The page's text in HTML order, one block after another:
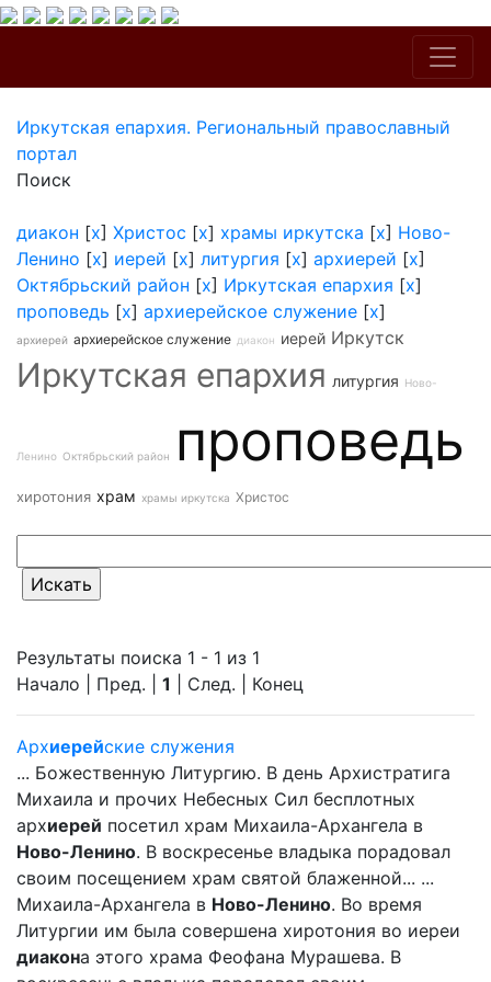
Иркутская епархия. Региональный православный
портал
Поиск
диакон [x] Христос [x] храмы иркутска [x] Ново-
Ленино [x] иерей [x] литургия [x] архиерей [x]
Октябрьский район [x] Иркутская епархия [x]
проповедь [x] архиерейское служение [x]
архиерей архиерейское служение диакон иерей Иркутск
Иркутская епархия литургия Ново-
Ленино Октябрьский район проповедь
хиротония храм храмы иркутска Христос
Результаты поиска 1 - 1 из 1
Начало | Пред. | 1 | След. | Конец
Архиерейские служения
... Божественную Литургию. В день Архистратига
Михаила и прочих Небесных Сил бесплотных
архиерей посетил храм Михаила-Архангела в
Ново-Ленино. В воскресенье владыка порадовал
своим посещением храм святой блаженной... ...
Михаила-Архангела в Ново-Ленино. Во время
Литургии им была совершена хиротония во иереи
диакона этого храма Феофана Мурашева. В